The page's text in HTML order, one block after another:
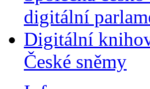
digitální
Digitální
České sněmy